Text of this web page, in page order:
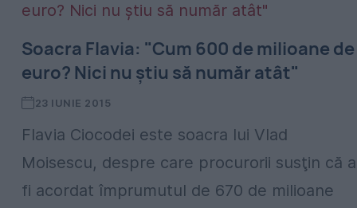
Soacra Flavia: "Cum 600 de milioane de
euro? Nici nu ştiu să număr atât"
23 IUNIE 2015
Flavia Ciocodei este soacra lui Vlad
Moisescu, despre care procurorii susţin că
fi acordat împrumutul de 670 de milioane